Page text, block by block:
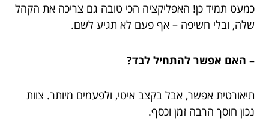
כמעט תמיד כן! האפליקציה הכי טובה גם צריכה את הקהל
שלה, ובלי חשיפה – אף פעם לא תגיע לשם.
– האם אפשר להתחיל לבד?
תיאורטית אפשר, אבל בקצב איטי, ולפעמים מיותר. צוות
נכון חוסך הרבה זמן וכסף.